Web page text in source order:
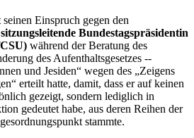
seinen Einspruch gegen den
sitzungsleitende Bundestagspräsidentin
während der Beratung des
des Aufenthaltsgesetzes --
und Jesiden“ wegen des „Zeigens
erteilt hatte, damit, dass er auf keinen
gezeigt, sondern lediglich in
gedeutet habe, aus deren Reihen der
stammte.